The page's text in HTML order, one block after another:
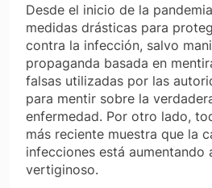
Desde el inicio de la
medidas drásticas para
contra la infección, salvo
propaganda basada en
falsas utilizadas por las
para mentir sobre la
enfermedad. Por otro lado,
más reciente muestra que la
infecciones está aumentando
vertiginoso.